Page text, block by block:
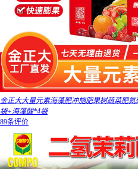
金正大大量元素海藻肥冲施肥果树蔬菜肥
袋+海藻酸*4袋
89条评价